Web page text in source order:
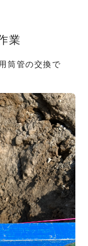
業
筒管の交換で